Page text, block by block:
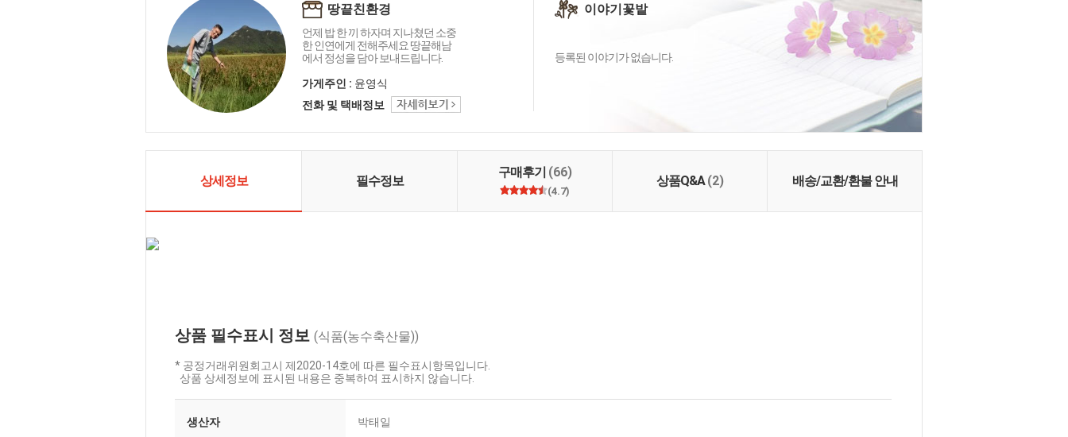
땅끝친환경
언제 밥 한 끼 하자며 지나쳤던 소중
한 인연에게 전해주세요 땅끝해남
에서 정성을 담아 보내드립니다.
가게주인 : 윤영식
전화 및 택배정보
이야기꽃밭
등록된 이야기가 없습니다.
상세정보 필수정보
구매후기 (66)
(4.7)
상품Q&A(2) 배송/교환/환불 안내
상품 필수표시 정보 (식품(농수축산물))
* 공정거래위원회고시 제2020-14호에 따른 필수표시항목입니다.
상품 상세정보에 표시된 내용은 중복하여 표시하지 않습니다.
생산자 박태일